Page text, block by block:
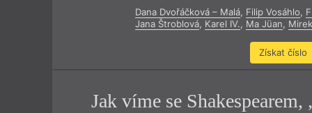
Výroční
Dana Dvořáčková – Malá, Filip Vosáhlo,
Jana Štroblová, Karel IV., Ma Jüan,
Získat číslo
Jak víme se Shakespearem,